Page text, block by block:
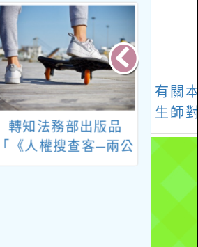
轉知法務部出版品
「《人權搜查客─兩公
約人權故事集III（含
協會
國高
學